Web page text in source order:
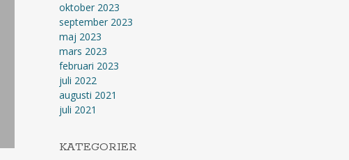
oktober 2023
september 2023
maj 2023
mars 2023
februari 2023
juli 2022
augusti 2021
juli 2021
KATEGORIER